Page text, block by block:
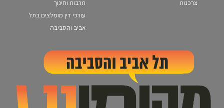
צרכנות
תרבות וחינוך
עורכי דין מומלצים בתל
אביב והסביבה